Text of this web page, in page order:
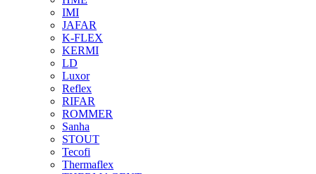
IMI
JAFAR
K-FLEX
KERMI
LD
Luxor
Reflex
RIFAR
ROMMER
Sanha
STOUT
Tecofi
Thermaflex